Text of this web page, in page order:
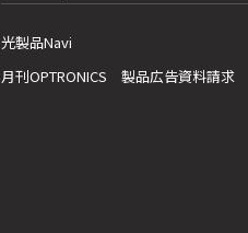
光製品Navi
月刊OPTRONICS 製品広告資料請求